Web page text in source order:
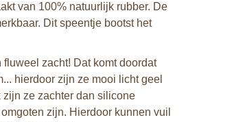
van 100% natuurlijk rubber. De
Dit speentje bootst het
zacht! Dat komt doordat
hierdoor zijn ze mooi licht geel
ze zachter dan silicone
zijn. Hierdoor kunnen vuil